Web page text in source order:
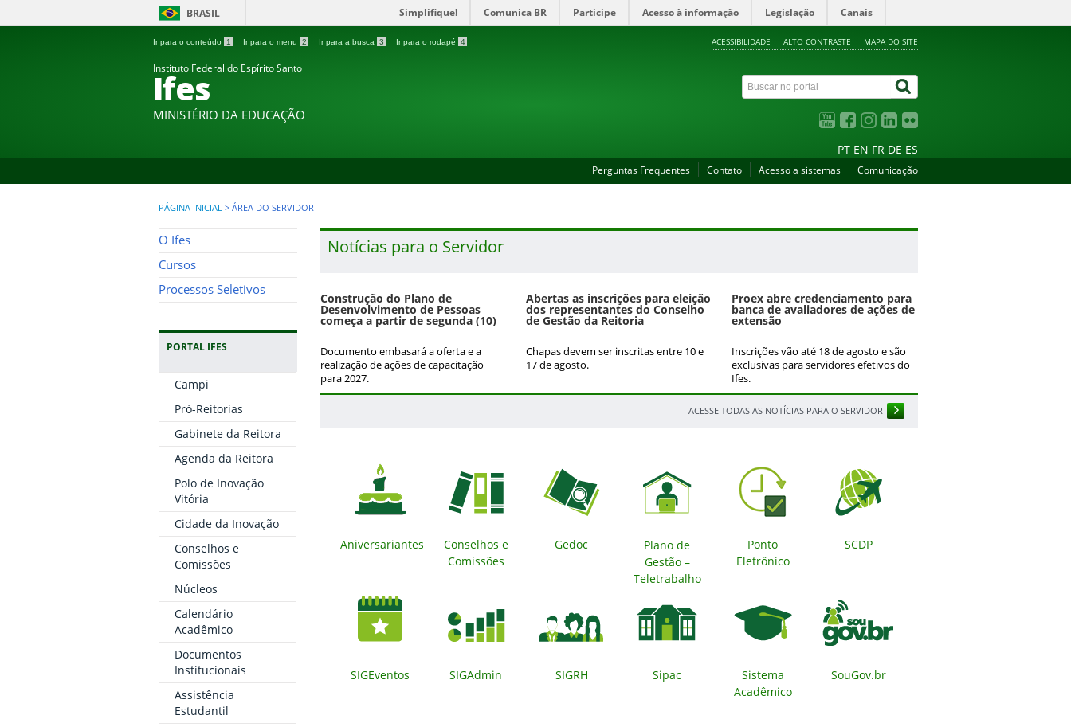
BRASIL Simplifique! Comunica BR Participe Acesso à informação Legislação Canais
Ir para o conteúdo 1 Ir para o menu 2 Ir para a busca 3 Ir para o rodapé 4 ACESSIBILIDADE ALTO CONTRASTE MAPA DO SITE
Instituto Federal do Espírito Santo
Ifes
MINISTÉRIO DA EDUCAÇÃO
PT EN FR DE ES
Perguntas Frequentes Contato Acesso a sistemas Comunicação
PÁGINA INICIAL > ÁREA DO SERVIDOR
O Ifes
Cursos
Processos Seletivos
PORTAL IFES
Campi
Pró-Reitorias
Gabinete da Reitora
Agenda da Reitora
Polo de Inovação
Vitória
Cidade da Inovação
Conselhos e
Comissões
Núcleos
Calendário
Acadêmico
Documentos
Institucionais
Assistência
Estudantil
Notícias para o Servidor
Construção do Plano de
Desenvolvimento de Pessoas
começa a partir de segunda (10)
Documento embasará a oferta e a
realização de ações de capacitação
para 2027.
Abertas as inscrições para eleição
dos representantes do Conselho
de Gestão da Reitoria
Chapas devem ser inscritas entre 10 e
17 de agosto.
Proex abre credenciamento para
banca de avaliadores de ações de
extensão
Inscrições vão até 18 de agosto e são
exclusivas para servidores efetivos do
Ifes.
ACESSE TODAS AS NOTÍCIAS PARA O SERVIDOR
Aniversariantes
Conselhos e
Comissões
Gedoc
Plano de
Gestão –
Teletrabalho
Ponto
Eletrônico
SCDP
SIGEventos SIGAdmin SIGRH Sipac
Sistema
Acadêmico
SouGov.br